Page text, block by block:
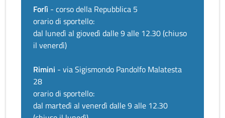
Forlì - corso della Repubblica 5
orario di sportello:
dal lunedì al giovedì dalle 9 alle 12.30 (chiuso
il venerdì)
Rimini - via Sigismondo Pandolfo Malatesta
28
orario di sportello:
dal martedì al venerdì dalle 9 alle 12.30